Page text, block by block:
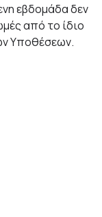
εβδομάδα δεν
από το ίδιο
Υποθέσεων.